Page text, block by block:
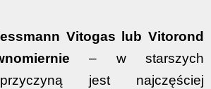
Vitogas lub Vitorond
– w starszych
jest najczęściej